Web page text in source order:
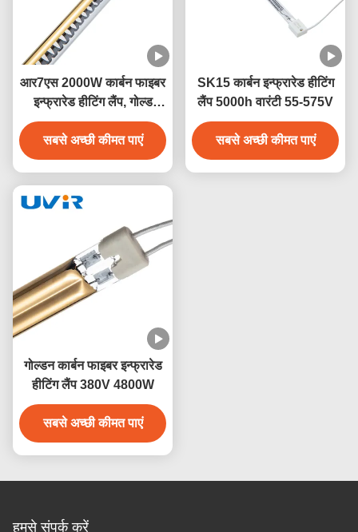
आर7एस 2000W कार्बन फाइबर
इन्फ्रारेड हीटिंग लैंप, गोल्ड
कोटिंग के साथ
सबसे अच्छी कीमत पाएं
SK15 कार्बन इन्फ्रारेड हीटिंग
लैंप 5000h वारंटी 55-575V
सबसे अच्छी कीमत पाएं
गोल्डन कार्बन फाइबर इन्फ्रारेड
हीटिंग लैंप 380V 4800W
सबसे अच्छी कीमत पाएं
हमसे संपर्क करें